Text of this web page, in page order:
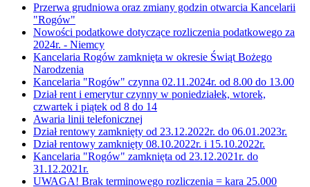
Przerwa grudniowa oraz zmiany godzin otwarcia Kancelarii
"Rogów"
Nowości podatkowe dotyczące rozliczenia podatkowego za
2024r. - Niemcy
Kancelaria Rogów zamknięta w okresie Świąt Bożego
Narodzenia
Kancelaria "Rogów" czynna 02.11.2024r. od 8.00 do 13.00
Dział rent i emerytur czynny w poniedziałek, wtorek,
czwartek i piątek od 8 do 14
Awaria linii telefonicznej
Dział rentowy zamknięty od 23.12.2022r. do 06.01.2023r.
Dział rentowy zamknięty 08.10.2022r. i 15.10.2022r.
Kancelaria "Rogów" zamknięta od 23.12.2021r. do
31.12.2021r.
UWAGA! Brak terminowego rozliczenia = kara 25.000